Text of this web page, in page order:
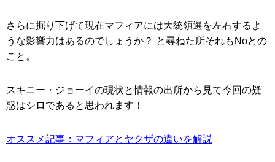
さらに掘り下げて現在マフィアには大統領選を左右するよ
うな影響力はあるのでしょうか？ と尋ねた所それもNoとの
こと。
スキニー・ジョーイの現状と情報の出所から見て今回の疑
惑はシロであると思われます！
オススメ記事：マフィアとヤクザの違いを解説